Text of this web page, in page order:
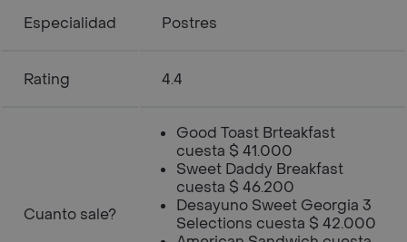
Especialidad Postres
Rating 4.4
Cuanto sale?
Good Toast Brteakfast
cuesta $ 41.000
Sweet Daddy Breakfast
cuesta $ 46.200
Desayuno Sweet Georgia 3
Selections cuesta $ 42.000